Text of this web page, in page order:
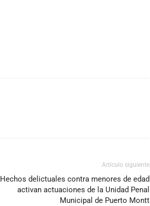
Artículo siguiente
Hechos delictuales contra menores de edad
activan actuaciones de la Unidad Penal
Municipal de Puerto Montt